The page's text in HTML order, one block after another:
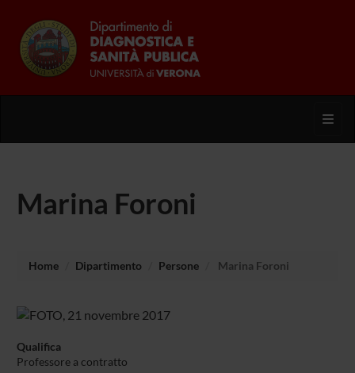
Marina Foroni
Home Dipartimento Persone Marina Foroni
Qualifica
Professore a contratto